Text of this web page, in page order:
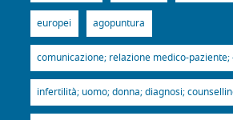
europei agopuntura
comunicazione; relazione medico-
infertilità; uomo; donna; diagnosi;